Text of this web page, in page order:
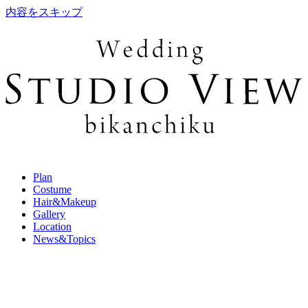
内容をスキップ
Plan
Costume
Hair&Makeup
Gallery
Location
News&Topics